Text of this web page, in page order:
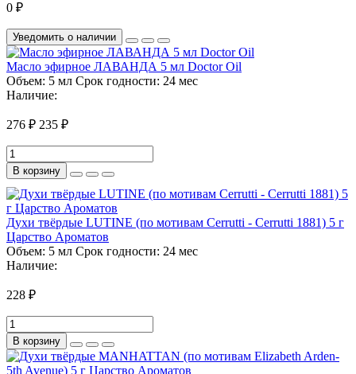
0 ₽
Уведомить о наличии
Масло эфирное ЛАВАНДА 5 мл Doctor Oil
Объем: 5 мл Срок годности: 24 мес
Наличие:
276 ₽ 235 ₽
В корзину
Духи твёрдые LUTINE (по мотивам Cerrutti - Cerrutti 1881) 5 г
Царство Ароматов
Объем: 5 мл Срок годности: 24 мес
Наличие:
228 ₽
В корзину